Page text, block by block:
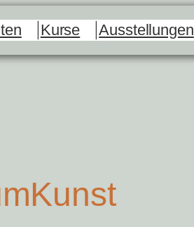
Kurse Ausstellungen